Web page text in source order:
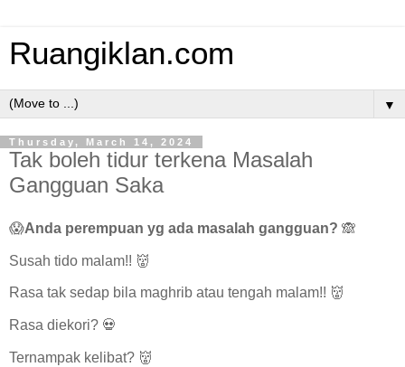
Ruangiklan.com
▼
Thursday, March 14, 2024
Tak boleh tidur terkena Masalah
Gangguan Saka
😱Anda perempuan yg ada masalah gangguan? 🙈
Susah tido malam!! 👹
Rasa tak sedap bila maghrib atau tengah malam!! 👹
Rasa diekori? 💀
Ternampak kelibat? 👹